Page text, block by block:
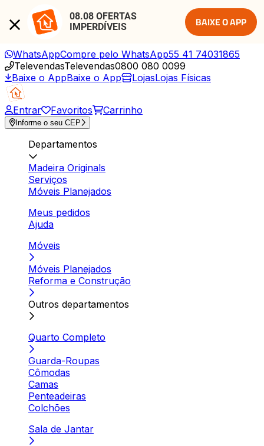
08.08 OFERTAS
IMPERDÍVEIS
BAIXE O APP
WhatsAppCompre pelo WhatsApp55 41 74031865
TelevendasTelevendas0800 080 0099
Baixe o AppBaixe o App LojasLojas Físicas
Entrar Favoritos Carrinho
Informe o seu CEP
Departamentos
Madeira Originals
Serviços
Móveis Planejados
Meus pedidos
Ajuda
Móveis
Móveis Planejados
Reforma e Construção
Outros departamentos
Quarto Completo
Guarda-Roupas
Cômodas
Camas
Penteadeiras
Colchões
Sala de Jantar